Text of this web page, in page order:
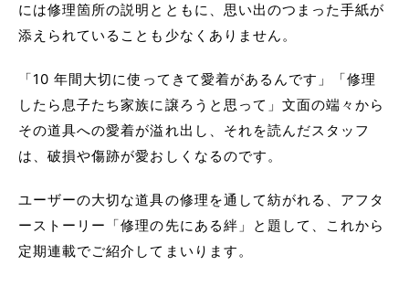
には修理箇所の説明とともに、思い出のつまった手紙が
添えられていることも少なくありません。
「10 年間大切に使ってきて愛着があるんです」「修理
したら息子たち家族に譲ろうと思って」文面の端々から
その道具への愛着が溢れ出し、それを読んだスタッフ
は、破損や傷跡が愛おしくなるのです。
ユーザーの大切な道具の修理を通して紡がれる、アフタ
ーストーリー「修理の先にある絆」と題して、これから
定期連載でご紹介してまいります。